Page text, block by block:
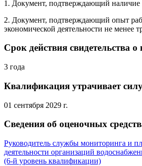
1. Документ, подтверждающий наличие
2. Документ, подтверждающий опыт
экономической деятельности не менее
Срок действия свидетельства
3 года
Квалификация утрачивает
01 сентября 2029 г.
Сведения об оценочных
Руководитель службы мониторинга и
деятельности организаций
(6-й уровень квалификации)